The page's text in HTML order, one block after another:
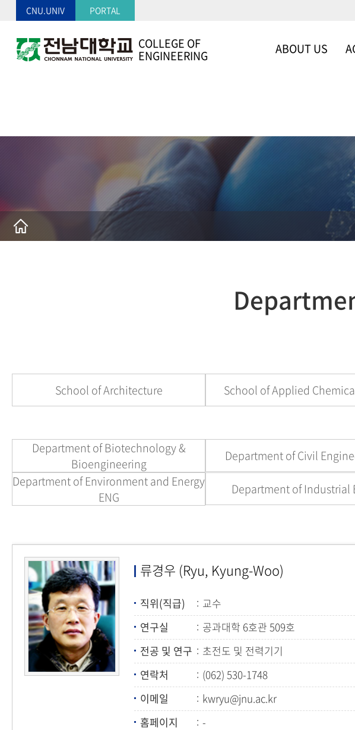
CNU.UNIV PORTAL
COLLEGE OF
ENGINEERING ABOUT US
School of Architecture School of Applied
Department of Biotechnology &
Bioengineering
Department of Civil
Department of Environment and Energy
ENG
Department of Industrial
류경우 (Ryu, Kyung-Woo)
직위(직급)
교수
연구실
공과대학 6호관 509호
전공 및 연구
초전도 및 전력기기
연락처
(062) 530-1748
이메일
kwryu@jnu.ac.kr
홈페이지
-